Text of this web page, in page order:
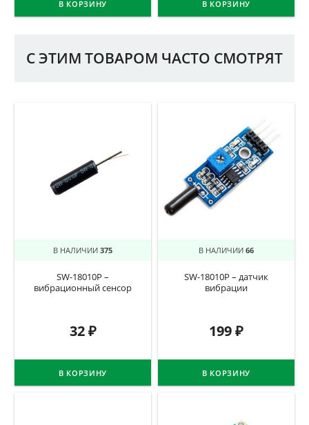
В КОРЗИНУ В КОРЗИНУ
С ЭТИМ ТОВАРОМ ЧАСТО СМОТРЯТ
В НАЛИЧИИ 375
SW-18010P –
вибрационный сенсор
32₽
В КОРЗИНУ
В НАЛИЧИИ 66
SW-18010P – датчик
вибрации
199₽
В КОРЗИНУ